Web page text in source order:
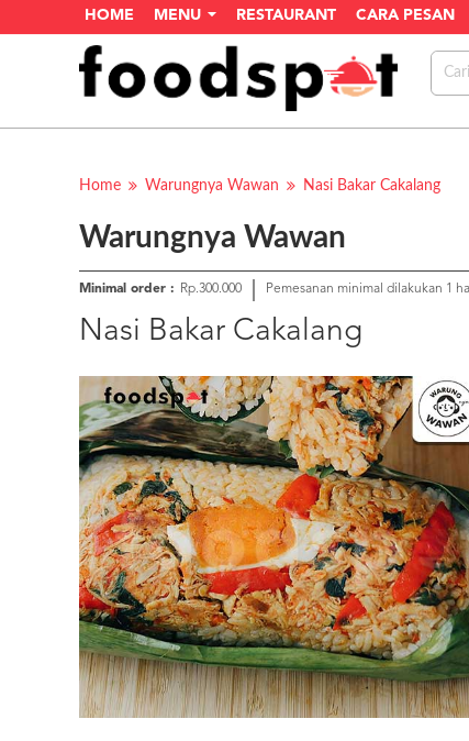
HOME MENU RESTAURANT CARA PESAN
Home Warungnya Wawan Nasi Bakar Cakalang
Warungnya Wawan
Minimal order : Rp.300.000 Pemesanan minimal dilakukan 1
Nasi Bakar Cakalang